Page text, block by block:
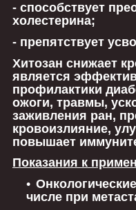
- способствует
холестерина;
- препятствует
Хитозан снижает
является
профилактики
ожоги, травмы,
заживления ран,
кровоизлияние,
повышает
Показания к
числе при